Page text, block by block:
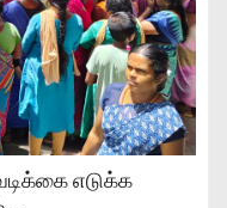
எடுக்க